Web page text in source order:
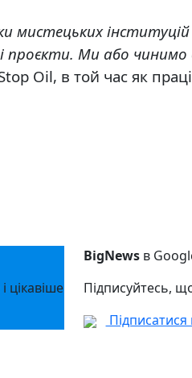
мистецьких
проєкти. Ми або чинимо
Oil, в той час як
цікавіше
BigNewsв
Підписуйтесь,